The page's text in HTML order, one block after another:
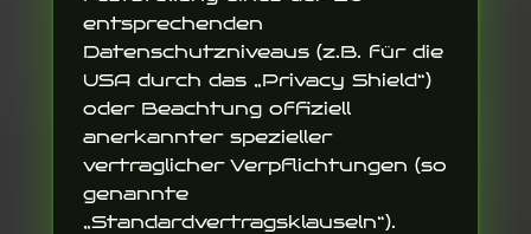
entsprechenden
Datenschutzniveaus (z.B. für die
USA durch das „Privacy Shield“)
oder Beachtung offiziell
anerkannter spezieller
vertraglicher Verpflichtungen (so
genannte
„Standardvertragsklauseln“).